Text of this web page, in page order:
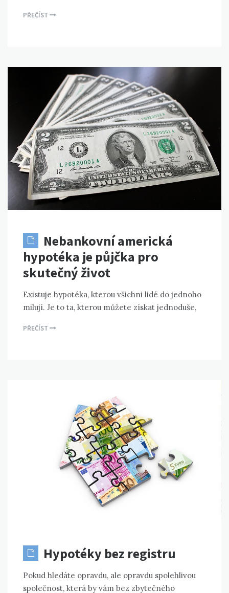
PŘEČÍST
Nebankovní americká
hypotéka je půjčka pro
skutečný život
Existuje hypotéka, kterou všichni lidé do jednoho
milují. Je to ta, kterou můžete získat jednoduše,
PŘEČÍST
Hypotéky bez registru
Pokud hledáte opravdu, ale opravdu spolehlivou
společnost, která by vám bez zbytečného